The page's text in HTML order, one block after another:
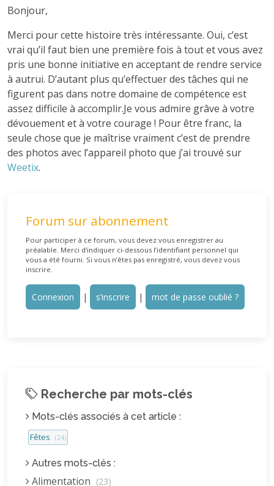
Bonjour,
Merci pour cette histoire très intéressante. Oui, c’est
vrai qu’il faut bien une première fois à tout et vous avez
pris une bonne initiative en acceptant de rendre service
à autrui. D’autant plus qu’effectuer des tâches qui ne
figurent pas dans notre domaine de compétence est
assez difficile à accomplir.Je vous admire grâve à votre
dévouement et à votre courage ! Pour être franc, la
seule chose que je maîtrise vraiment c’est de prendre
des photos avec l’appareil photo que j’ai trouvé sur
Weetix.
Forum sur abonnement
Pour participer à ce forum, vous devez vous enregistrer au
préalable. Merci d’indiquer ci-dessous l’identifiant personnel qui
vous a été fourni. Si vous n’êtes pas enregistré, vous devez vous
inscrire.
Connexion | s’inscrire | mot de passe oublié ?
Recherche par mots-clés
Mots-clés associés à cet article :
Fêtes (24)
Autres mots-clés :
Alimentation (23)